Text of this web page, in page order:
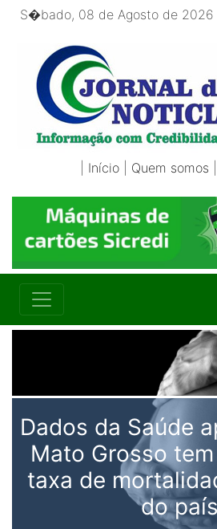
S�bado, 08 de Agosto de 2026
Início Quem somos
Dados da Saúde
Mato Grosso
taxa de
do país